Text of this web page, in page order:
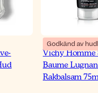
Godkänd av
Vichy Homme
Baume
Rakbalsam